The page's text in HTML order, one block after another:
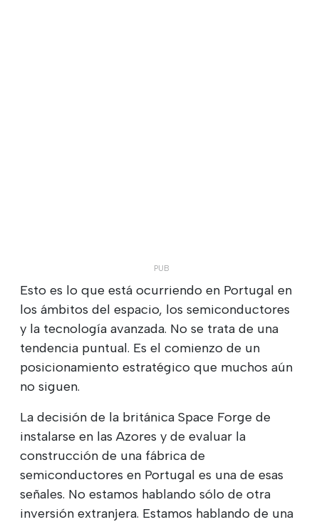
Esto es lo que está ocurriendo en Portugal en
los ámbitos del espacio, los semiconductores
y la tecnología avanzada. No se trata de una
tendencia puntual. Es el comienzo de un
posicionamiento estratégico que muchos aún
no siguen.
La decisión de la británica Space Forge de
instalarse en las Azores y de evaluar la
construcción de una fábrica de
semiconductores en Portugal es una de esas
señales. No estamos hablando sólo de otra
inversión extranjera. Estamos hablando de una